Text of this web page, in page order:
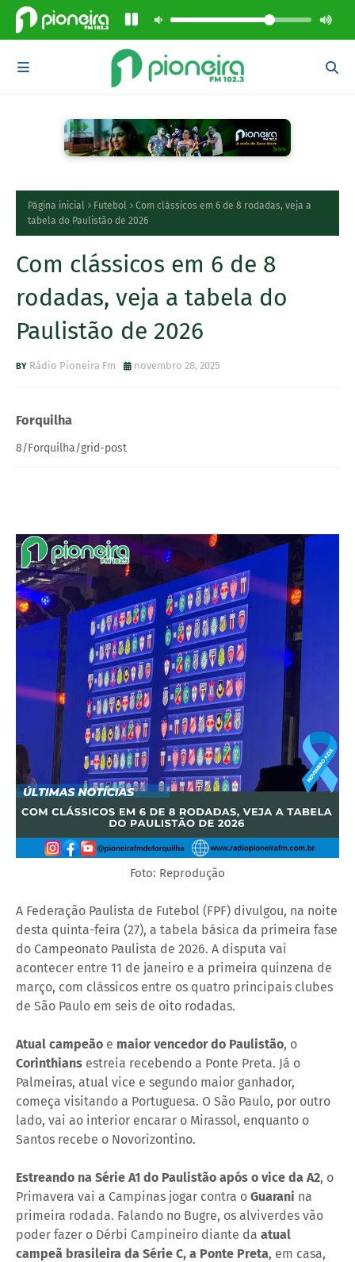
Página inicial Futebol
Com clássicos em 6 de 8 rodadas, veja a
tabela do Paulistão de 2026
Com clássicos em 6 de 8
rodadas, veja a tabela do
Paulistão de 2026
Rádio Pioneira Fm novembro 28, 2025
Forquilha
8/Forquilha/grid-post
Foto: Reprodução
A Federação Paulista de Futebol (FPF) divulgou, na noite
desta quinta-feira (27), a tabela básica da primeira fase
do Campeonato Paulista de 2026. A disputa vai
acontecer entre 11 de janeiro e a primeira quinzena de
março, com clássicos entre os quatro principais clubes
de São Paulo em seis de oito rodadas.
Atual campeão e maior vencedor do Paulistão, o
Corinthians estreia recebendo a Ponte Preta. Já o
Palmeiras, atual vice e segundo maior ganhador,
começa visitando a Portuguesa. O São Paulo, por outro
lado, vai ao interior encarar o Mirassol, enquanto o
Santos recebe o Novorizontino.
Estreando na Série A1 do Paulistão após o vice da A2, o
Primavera vai a Campinas jogar contra o Guarani na
primeira rodada. Falando no Bugre, os alviverdes vão
poder fazer o Dérbi Campineiro diante da atual
campeã brasileira da Série C, a Ponte Preta, em casa,